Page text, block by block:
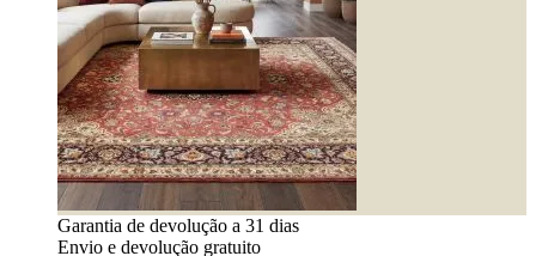
Garantia de devolução a 31 dias
Envio e devolução gratuito